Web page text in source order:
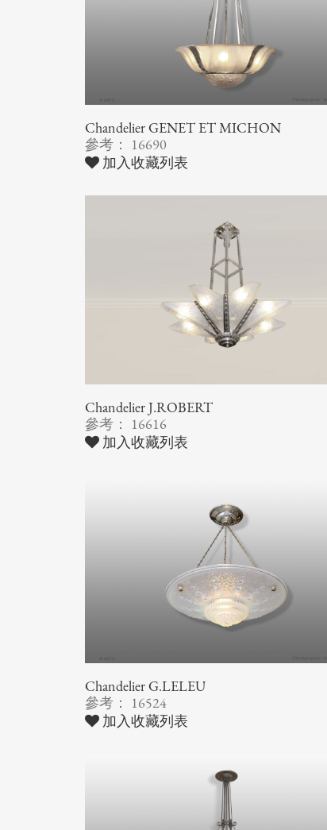
Chandelier GENET ET MICHON
參考： 16690
加入收藏列表
Chandelier J.ROBERT
參考： 16616
加入收藏列表
Chandelier G.LELEU
參考： 16524
加入收藏列表